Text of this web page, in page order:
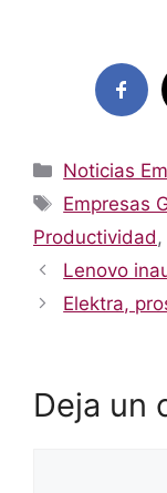
Categorías
Noticias
Etiquetas
Empresas
Productividad ,
Lenovo
Elektra,
Deja un